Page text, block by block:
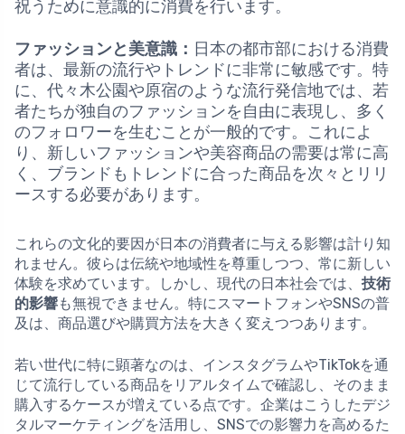
祝うために意識的に消費を行います。
ファッションと美意識： 日本の都市部における消費
者は、最新の流行やトレンドに非常に敏感です。特
に、代々木公園や原宿のような流行発信地では、若
者たちが独自のファッションを自由に表現し、多く
のフォロワーを生むことが一般的です。これによ
り、新しいファッションや美容商品の需要は常に高
く、ブランドもトレンドに合った商品を次々とリリ
ースする必要があります。
これらの文化的要因が日本の消費者に与える影響は計り知
れません。彼らは伝統や地域性を尊重しつつ、常に新しい
体験を求めています。しかし、現代の日本社会では、 技術
的影響も無視できません。特にスマートフォンやSNSの普
及は、商品選びや購買方法を大きく変えつつあります。
若い世代に特に顕著なのは、インスタグラムやTikTokを通
じて流行している商品をリアルタイムで確認し、そのまま
購入するケースが増えている点です。企業はこうしたデジ
タルマーケティングを活用し、SNSでの影響力を高めるた